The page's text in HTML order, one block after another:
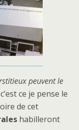
peuvent le
ce je pense le
de cet
habilleront